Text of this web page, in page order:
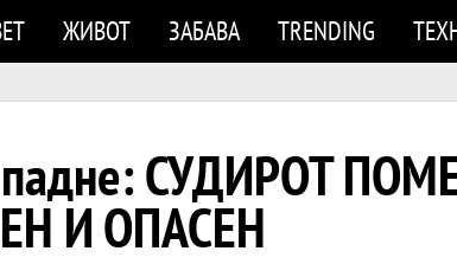
ЖИВОТ ЗАБАВА TRENDING
падне: СУДИРОТ
И ОПАСЕН